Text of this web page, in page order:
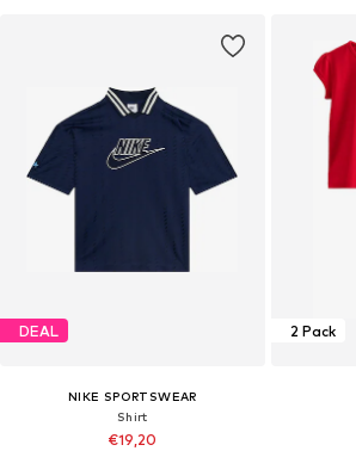
DEAL
NIKE SPORTSWEAR
Shirt
€19,20
2 Pack